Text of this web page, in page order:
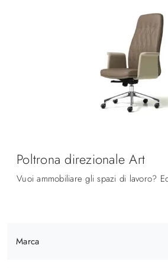
Marca
Poltrona direzionale Art